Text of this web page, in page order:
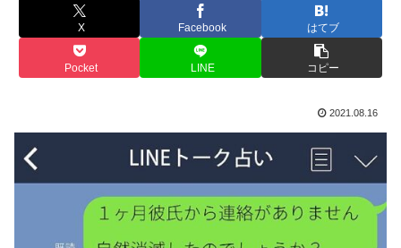
X Facebook はてブ
Pocket LINE コピー
2021.08.16